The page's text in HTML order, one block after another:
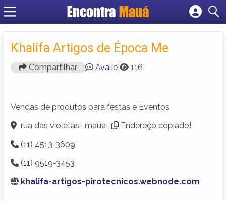
EncontraMauá
Fazer login
Criar conta
Khalifa Artigos de Época Me
Compartilhar Avalie! 116
Vendas de produtos para festas e Eventos
rua das violetas- maua-
Endereço copiado!
(11) 4513-3609
(11) 9519-3453
khalifa-artigos-pirotecnicos.webnode.com